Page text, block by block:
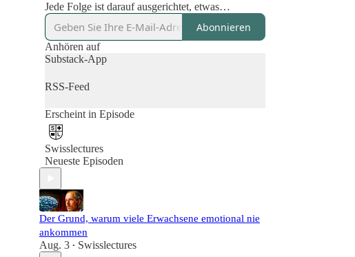
Jede Folge ist darauf ausgerichtet, etwas
Wertvolles für das eigene Leben mitzunehmen, sei
es ein neues Verständnis, eine wissenschaftliche
Einsicht oder ein praktischer Impuls für den
Alltag. Swisslectures steht für fundiertes Wissen,
tiefgehende Gespräche und die Überzeugung, dass
Lernen uns weiterbringt, persönlich und
gesellschaftlich.
Abonnieren
Anhören auf
Substack-App
RSS-Feed
Erscheint in Episode
Swisslectures
Neueste Episoden
Der Grund, warum viele Erwachsene emotional nie
ankommen
Aug. 3 • Swisslectures